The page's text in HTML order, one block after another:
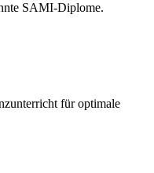
SAMI-Diplome.
für optimale